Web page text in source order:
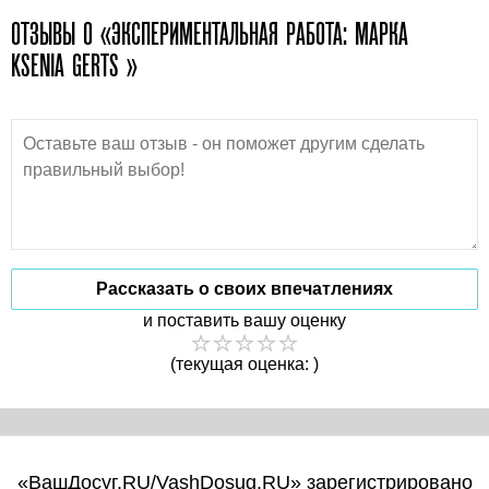
ОТЗЫВЫ О «ЭКСПЕРИМЕНТАЛЬНАЯ РАБОТА: МАРКА
KSENIA GERTS »
Рассказать о своих впечатлениях
и поставить вашу оценку
(текущая оценка: )
«ВашДосуг.RU/VashDosug.RU» зарегистрировано